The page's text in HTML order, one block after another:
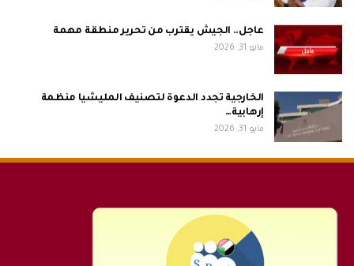
عاجل.. الجيش يقترب من تحرير منطقة مهمة
مايو 31, 2026
الخارجية تجدد الدعوة لتصنيف المليشيا منظمة
إرهابية…
مايو 31, 2026